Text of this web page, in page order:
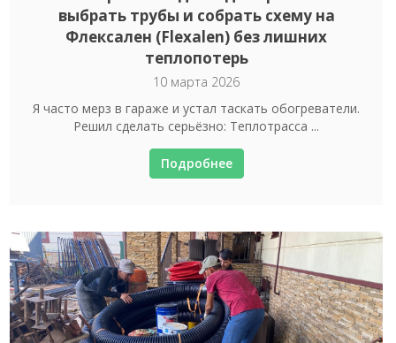
выбрать трубы и собрать схему на
Флексален (Flexalen) без лишних
теплопотерь
10 марта 2026
Я часто мерз в гараже и устал таскать обогреватели.
Решил сделать серьёзно: Теплотрасса ...
Подробнее